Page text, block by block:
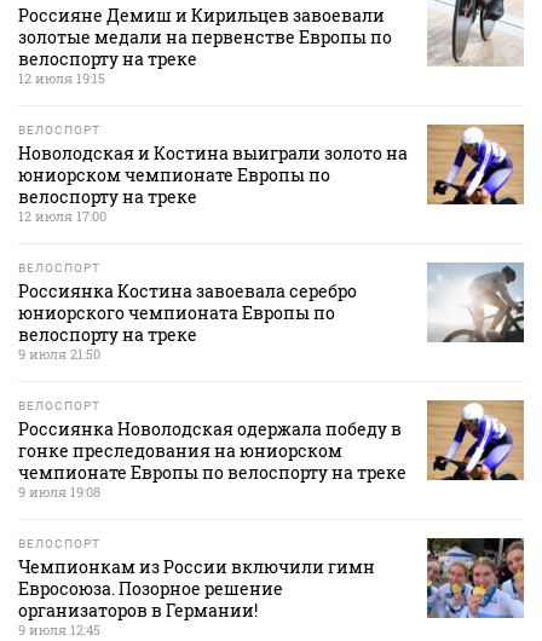
Россияне Демиш и Кирильцев завоевали
золотые медали на первенстве Европы по
велоспорту на треке
12 июля 19:15
ВЕЛОСПОРТ
Новолодская и Костина выиграли золото на
юниорском чемпионате Европы по
велоспорту на треке
12 июля 17:00
ВЕЛОСПОРТ
Россиянка Костина завоевала серебро
юниорского чемпионата Европы по
велоспорту на треке
9 июля 21:50
ВЕЛОСПОРТ
Россиянка Новолодская одержала победу в
гонке преследования на юниорском
чемпионате Европы по велоспорту на треке
9 июля 19:08
ВЕЛОСПОРТ
Чемпионкам из России включили гимн
Евросоюза. Позорное решение
организаторов в Германии!
9 июля 12:45